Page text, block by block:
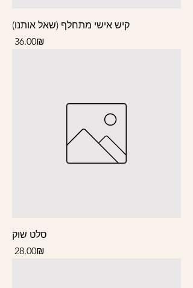
קיש אישי מתחלף (שאל אותנו)
Price ‏36.00 ‏₪
סלט שוק
Price ‏28.00 ‏₪